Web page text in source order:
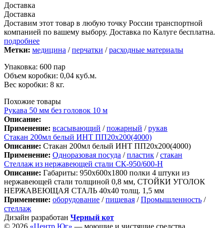
Доставка
Доставка
Доставим этот товар в любую точку России транспортной
компанией по вашему выбору. Доставка по Калуге бесплатна.
подробнее
Метки: медицина /перчатки /расходные материалы
Упаковка: 600 пар
Объем коробки: 0,04 куб.м.
Вес коробки: 8 кг.
Похожие товары
Рукава 50 мм без головок 10 м
Описание:
Применение: всасывающий /пожарный /рукав
Стакан 200мл белый ИНТ ПП20х200(4000)
Описание: Стакан 200мл белый ИНТ ПП20х200(4000)
Применение: Одноразовая посуда /пластик /стакан
Стеллаж из нержавеющей стали СК-950/600-Н
Описание: Габариты: 950х600х1800 полки 4 штуки из
нержавеющей стали толщиной 0,8 мм, СТОЙКИ УГОЛОК
НЕРЖАВЕЮЩАЯ СТАЛЬ 40х40 толщ. 1,5 мм
Применение: оборудование /пищевая /Промышленность /
стеллаж
Дизайн разработан Черный кот
© 2026 «Центр Юг» — моющие и чистящие средства